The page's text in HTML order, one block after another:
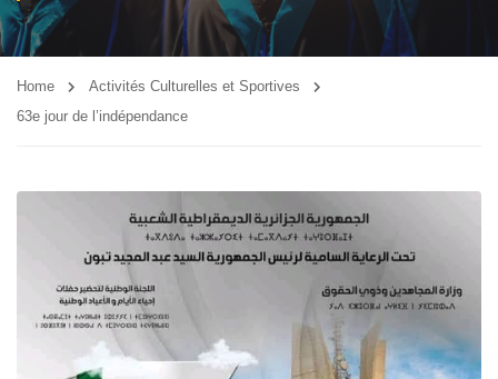
Home
Activités Culturelles et Sportives
63e jour de l’indépendance